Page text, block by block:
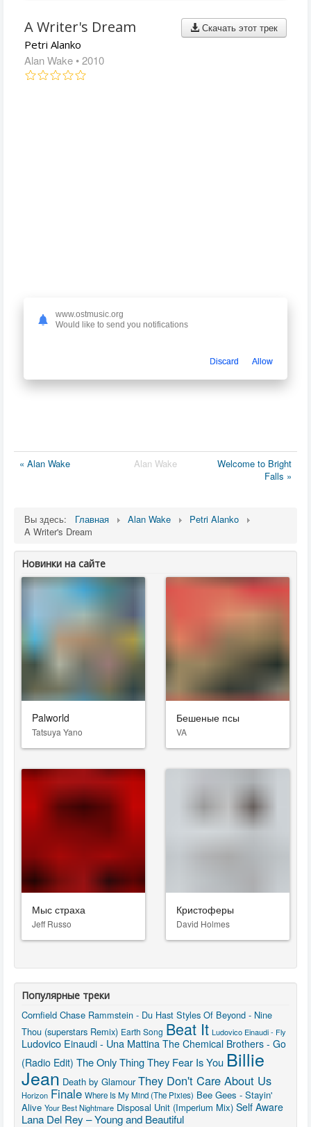
Скачать этот трек
A Writer's Dream
Petri Alanko
Alan Wake • 2010
« Alan Wake Alan Wake
Welcome to Bright
Falls »
Вы здесь: Главная Alan Wake
Petri Alanko
A Writer's Dream
Новинки на сайте
Palworld
Tatsuya Yano
Бешеные псы
VA
Мыс страха
Jeff Russo
Кристоферы
David Holmes
Популярные треки
Cornfield Chase Rammstein - Du Hast Styles Of Beyond - Nine
Thou (superstars Remix) Earth Song Beat It Ludovico Einaudi - Fly
Ludovico Einaudi - Una Mattina The Chemical Brothers - Go
(Radio Edit) The Only Thing They Fear Is You Billie
Jean Death by Glamour They Don't Care About Us
Horizon Finale Where Is My Mind (The Pixies) Bee Gees - Stayin'
Alive Your Best Nightmare Disposal Unit (Imperium Mix) Self Aware
Lana Del Rey – Young and Beautiful
www.ostmusic.org
Would like to send you notifications
Discard Allow